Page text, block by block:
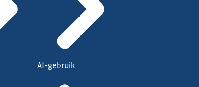
AI-gebruik